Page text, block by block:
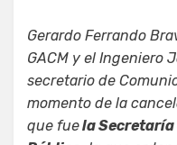
Gerardo Ferrando
GACM y el Ingeniero
secretario de
momento de la
que fuela Secretaría